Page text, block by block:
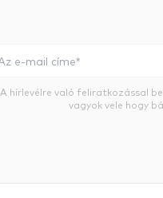
A hírlevélre való feliratkozással
vagyok vele hogy